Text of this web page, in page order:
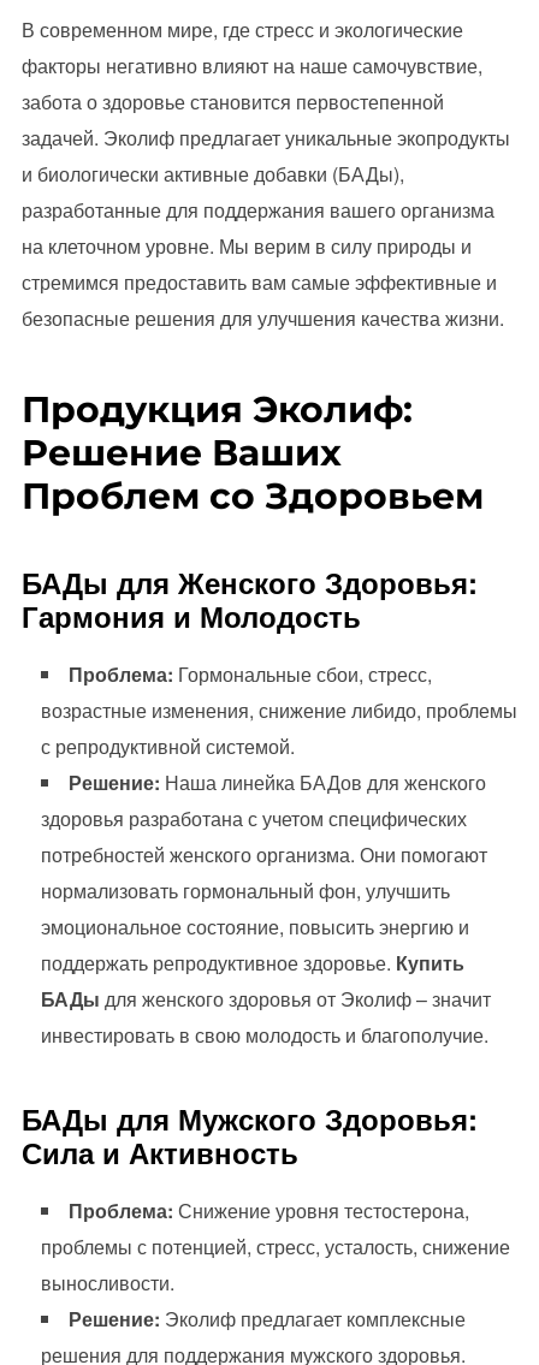
В современном мире, где стресс и экологические
факторы негативно влияют на наше самочувствие,
забота о здоровье становится первостепенной
задачей. Эколиф предлагает уникальные экопродукты
и биологически активные добавки (БАДы),
разработанные для поддержания вашего организма
на клеточном уровне. Мы верим в силу природы и
стремимся предоставить вам самые эффективные и
безопасные решения для улучшения качества жизни.
Продукция Эколиф:
Решение Ваших
Проблем со Здоровьем
БАДы для Женского Здоровья:
Гармония и Молодость
Проблема: Гормональные сбои, стресс,
возрастные изменения, снижение либидо, проблемы
с репродуктивной системой.
Решение: Наша линейка БАДов для женского
здоровья разработана с учетом специфических
потребностей женского организма. Они помогают
нормализовать гормональный фон, улучшить
эмоциональное состояние, повысить энергию и
поддержать репродуктивное здоровье. Купить
БАДы для женского здоровья от Эколиф – значит
инвестировать в свою молодость и благополучие.
БАДы для Мужского Здоровья:
Сила и Активность
Проблема: Снижение уровня тестостерона,
проблемы с потенцией, стресс, усталость, снижение
выносливости.
Решение: Эколиф предлагает комплексные
решения для поддержания мужского здоровья.